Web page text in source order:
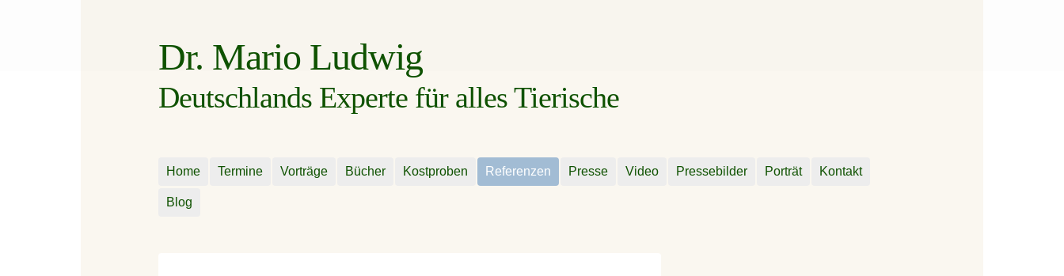
Dr. Mario Ludwig
Deutschlands Experte für alles Tierische
Home Termine Vorträge Bücher Kostproben Referenzen Presse Video Pressebilder Porträt Kontakt
Blog